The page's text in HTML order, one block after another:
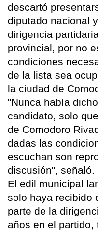
descartó
diputado nacional
dirigencia
provincial, por no
condiciones
de la lista sea
la ciudad de
"Nunca había
candidato, solo
de Comodoro
dadas las
escuchan son
discusión", señaló.
El edil municipal
solo haya recibido
parte de la
años en el partido,